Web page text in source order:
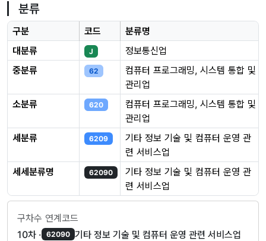
분류
구분 코드
분류명
대분류
J
정보통신업
중분류
62
컴퓨터 프로그래밍, 시스템 통합 및
관리업
소분류
620
컴퓨터 프로그래밍, 시스템 통합 및
관리업
세분류
6209
기타 정보 기술 및 컴퓨터 운영 관
련 서비스업
세세분류명
62090
기타 정보 기술 및 컴퓨터 운영 관
련 서비스업
구차수 연계코드
10차 · 62090 기타 정보 기술 및 컴퓨터 운영 관련 서비스업